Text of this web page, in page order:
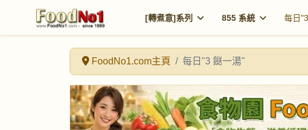
[轉煮意]系列 855 系統 每日
FoodNo1.com主頁 每日"3 餸一湯"